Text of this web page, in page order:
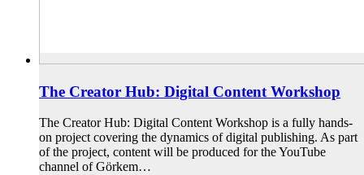
The Creator Hub: Digital Content Workshop
The Creator Hub: Digital Content Workshop is a fully hands-
on project covering the dynamics of digital publishing. As part
of the project, content will be produced for the YouTube
channel of Görkem…